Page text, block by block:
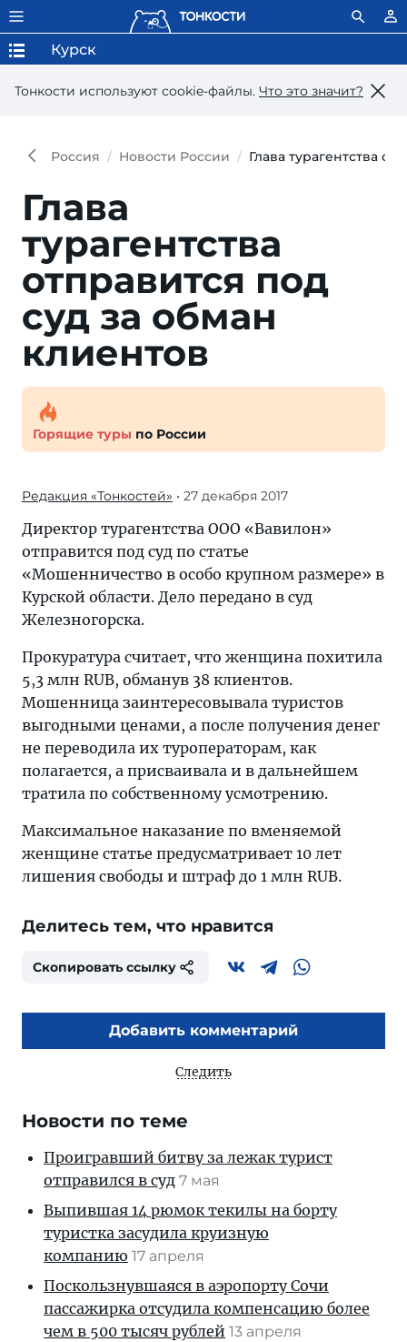
Тонкости используют сookie-файлы. Что это значит?
Курск
Россия Новости России Глава турагентства
Глава
турагентства
отправится под
суд за обман
клиентов
Горящие туры по России
Редакция «Тонкостей» • 27 декабря 2017
Директор турагентства ООО «Вавилон»
отправится под суд по статье
«Мошенничество в особо крупном размере» в
Курской области. Дело передано в суд
Железногорска.
Прокуратура считает, что женщина похитила
5,3 млн RUB, обманув 38 клиентов.
Мошенница заинтересовывала туристов
выгодными ценами, а после получения денег
не переводила их туроператорам, как
полагается, а присваивала и в дальнейшем
тратила по собственному усмотрению.
Максимальное наказание по вменяемой
женщине статье предусматривает 10 лет
лишения свободы и штраф до 1 млн RUB.
Делитесь тем, что нравится
Скопировать ссылку
Добавить комментарий
Следить
Новости по теме
Проигравший битву за лежак турист
отправился в суд 7 мая
Выпившая 14 рюмок текилы на борту
туристка засудила круизную
компанию 17 апреля
Поскользнувшаяся в аэропорту Сочи
пассажирка отсудила компенсацию более
чем в 500 тысяч рублей 13 апреля